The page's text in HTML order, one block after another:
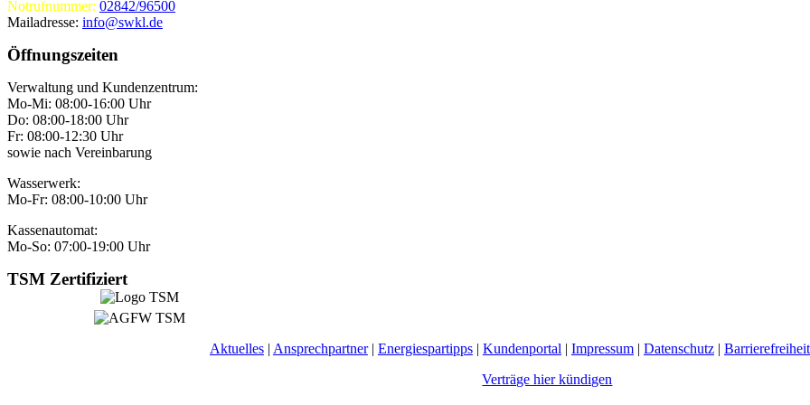
Notrufnummer: 02842/96500
Mailadresse: info@swkl.de
Öffnungszeiten
Verwaltung und Kundenzentrum:
Mo-Mi: 08:00-16:00 Uhr
Do: 08:00-18:00 Uhr
Fr: 08:00-12:30 Uhr
sowie nach Vereinbarung
Wasserwerk:
Mo-Fr: 08:00-10:00 Uhr
Kassenautomat:
Mo-So: 07:00-19:00 Uhr
TSM Zertifiziert
Aktuelles| Ansprechpartner| Energiespartipps| Kundenportal| Impressum| Datenschutz| Barrierefreiheit
Verträge hier kündigen